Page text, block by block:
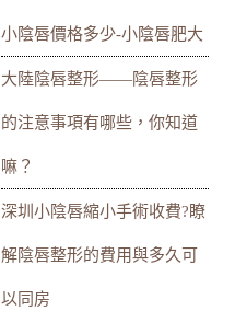
小陰唇價格多少-小陰唇肥大
大陸陰唇整形——陰唇整形
的注意事項有哪些，你知道
嘛？
深圳小陰唇縮小手術收費?瞭
解陰唇整形的費用與多久可
以同房